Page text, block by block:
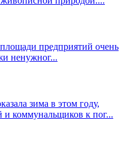
предприятий очень
ненужног...
зима в этом году,
и коммунальщиков к пог...